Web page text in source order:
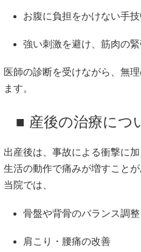
お腹に負担をかけない手
強い刺激を避け、筋肉の
医師の診断を受けながら、無
ます。
■ 産後の治療につ
出産後は、事故による衝撃に
生活の動作で痛みが増すことが
当院では、
骨盤や背骨のバランス調整
肩こり・腰痛の改善